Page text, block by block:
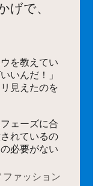
げで、
を教えてい
いんだ！」
見えたのを
ェーズに合
れているの
必要がない
ファッション